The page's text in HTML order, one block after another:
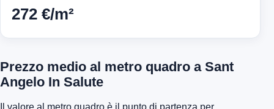
272 €/m²
Prezzo medio al metro quadro a Sant
Angelo In Salute